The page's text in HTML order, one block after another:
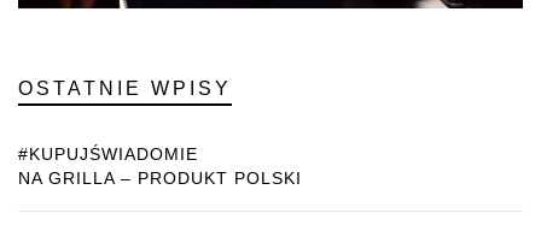
OSTATNIE WPISY
#KUPUJŚWIADOMIE
NA GRILLA – PRODUKT POLSKI